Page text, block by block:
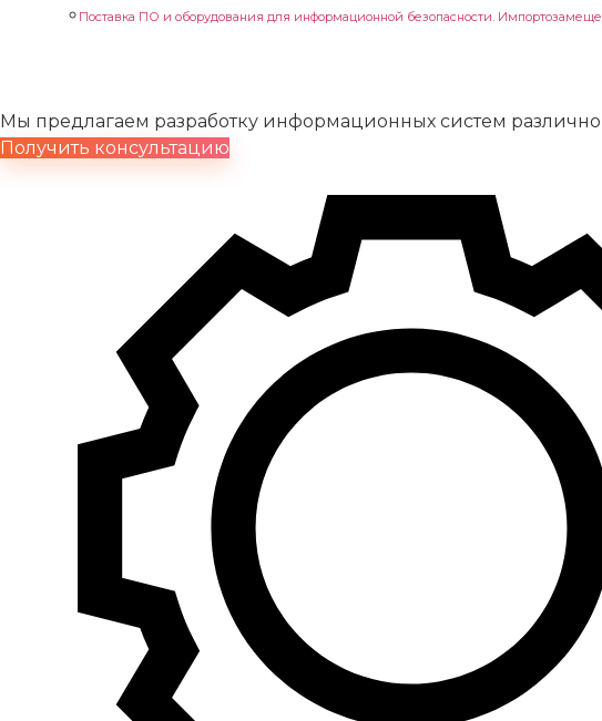
Поставка ПО и оборудования для информационной безопасности.
Мы предлагаем разработку информационных систем
Получить консультацию